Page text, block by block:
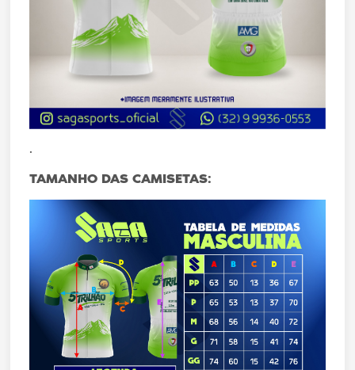
.
TAMANHO DAS CAMISETAS: